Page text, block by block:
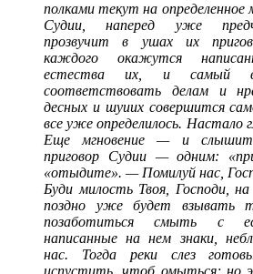
полками текут на определенное
Судии, наперед уже
прозвучит в ушах их
каждого окажутся
естества их, и самый
соответствовать делам и
десных и шуиих совершится
все уже определилось. Настало
Еще мгновение — и
приговор Судии — одним:
«отыдите». — Помилуй нас,
Буди милость Твоя, Господи,
поздно уже будет взывать
позаботиться смыть с
написанные на нем знаки,
нас. Тогда реки слез
испустить, чтоб омыться; но